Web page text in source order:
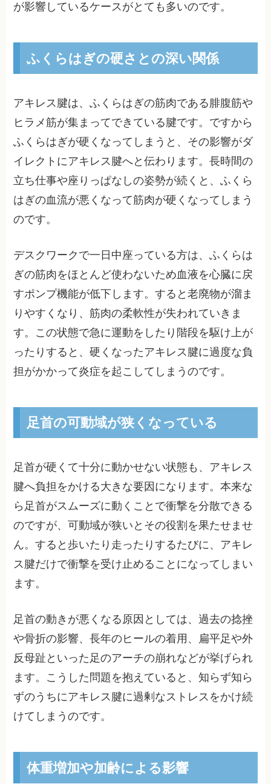
が影響しているケースがとても多いのです。
ふくらはぎの硬さとの深い関係
アキレス腱は、ふくらはぎの筋肉である腓腹筋や
ヒラメ筋が集まってできている腱です。ですから
ふくらはぎが硬くなってしまうと、その影響がダ
イレクトにアキレス腱へと伝わります。長時間の
立ち仕事や座りっぱなしの姿勢が続くと、ふくら
はぎの血流が悪くなって筋肉が硬くなってしまう
のです。
デスクワークで一日中座っている方は、ふくらは
ぎの筋肉をほとんど使わないため血液を心臓に戻
すポンプ機能が低下します。すると老廃物が溜ま
りやすくなり、筋肉の柔軟性が失われていきま
す。この状態で急に運動をしたり階段を駆け上が
ったりすると、硬くなったアキレス腱に過度な負
担がかかって炎症を起こしてしまうのです。
足首の可動域が狭くなっている
足首が硬くて十分に動かせない状態も、アキレス
腱へ負担をかける大きな要因になります。本来な
ら足首がスムーズに動くことで衝撃を分散できる
のですが、可動域が狭いとその役割を果たせませ
ん。すると歩いたり走ったりするたびに、アキレ
ス腱だけで衝撃を受け止めることになってしまい
ます。
足首の動きが悪くなる原因としては、過去の捻挫
や骨折の影響、長年のヒールの着用、扁平足や外
反母趾といった足のアーチの崩れなどが挙げられ
ます。こうした問題を抱えていると、知らず知ら
ずのうちにアキレス腱に過剰なストレスをかけ続
けてしまうのです。
体重増加や加齢による影響